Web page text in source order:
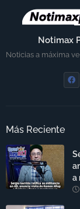
Notimax
Noticias a máxima
Más Reciente
a